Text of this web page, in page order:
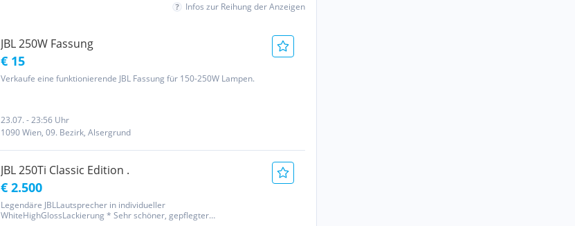
Infos zur Reihung der Anzeigen
JBL 250W Fassung
€ 15
Verkaufe eine funktionierende JBL Fassung für 150-250W Lampen.
23.07. - 23:56 Uhr
1090 Wien, 09. Bezirk, Alsergrund
JBL 250Ti Classic Edition .
€ 2.500
Legendäre JBLLautsprecher in individueller
WhiteHighGlossLackierung * Sehr schöner, gepflegter